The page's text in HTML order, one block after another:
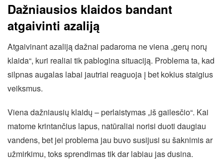
Dažniausios klaidos bandant
atgaivinti azaliją
Atgaivinant azaliją dažnai padaroma ne viena „gerų norų
klaida“, kuri realiai tik pablogina situaciją. Problema ta, kad
silpnas augalas labai jautriai reaguoja į bet kokius staigius
veiksmus.
Viena dažniausių klaidų – perlaistymas „iš gailesčio“. Kai
matome krintančius lapus, natūraliai norisi duoti daugiau
vandens, bet jei problema jau buvo susijusi su šaknimis ar
užmirkimu, toks sprendimas tik dar labiau jas dusina.